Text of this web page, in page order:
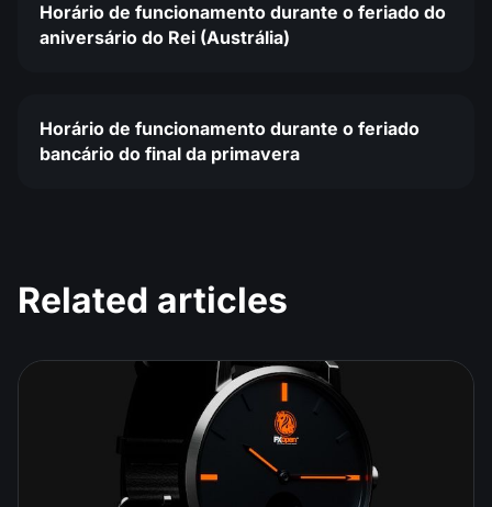
Horário de funcionamento durante o feriado do
aniversário do Rei (Austrália)
Horário de funcionamento durante o feriado
bancário do final da primavera
Related articles